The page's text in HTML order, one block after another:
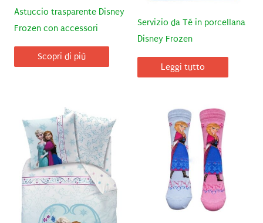
Astuccio trasparente Disney
Frozen con accessori
Scopri di più
Servizio da Té in porcellana
Disney Frozen
Leggi tutto